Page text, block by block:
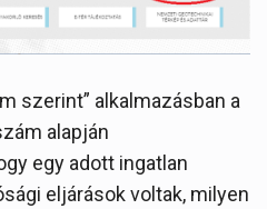
szerint” alkalmazásban a
alapján
egy adott ingatlan
eljárások voltak, milyen